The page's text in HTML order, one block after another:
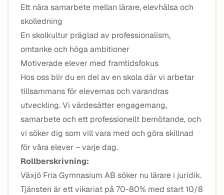
Ett nära samarbete mellan lärare, elevhälsa och
skolledning
En skolkultur präglad av professionalism,
omtanke och höga ambitioner
Motiverade elever med framtidsfokus
Hos oss blir du en del av en skola där vi arbetar
tillsammans för elevernas och varandras
utveckling. Vi värdesätter engagemang,
samarbete och ett professionellt bemötande, och
vi söker dig som vill vara med och göra skillnad
för våra elever – varje dag.
Rollberskrivning:
Växjö Fria Gymnasium AB söker nu lärare i juridik.
Tjänsten är ett vikariat på 70-80% med start 10/8